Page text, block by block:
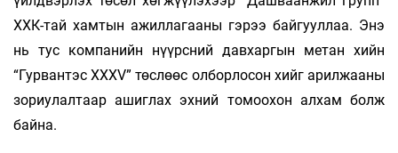
ХХК-тай хамтын ажиллагааны гэрээ байгууллаа. Энэ
нь тус компанийн нүүрсний давхаргын метан хийн
“Гурвантэс XXXV” төслөөс ол­борлосон хийг арилжааны
зориулалтаар ашиглах эхний томоохон алхам болж
байна.